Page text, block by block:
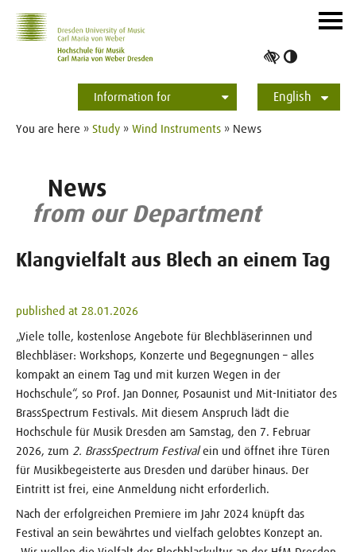
contrast
Information for
Students
Applicants
International
Press
Alumni
English
ein-/
You are here » Study » Wind Instruments » News
News
from our Department
Klangvielfalt aus Blech an einem Tag
published at 28.01.2026
„Viele tolle, kostenlose Angebote für Blechbläserinnen und
Blechbläser: Workshops, Konzerte und Begegnungen – alles
kompakt an einem Tag und mit kurzen Wegen in der
Hochschule“, so Prof. Jan Donner, Posaunist und Mit-Initiator des
BrassSpectrum Festivals. Mit diesem Anspruch lädt die
Hochschule für Musik Dresden am Samstag, den 7. Februar
2026, zum 2. BrassSpectrum Festivalein und öffnet ihre Türen
für Musikbegeisterte aus Dresden und darüber hinaus. Der
Eintritt ist frei, eine Anmeldung nicht erforderlich.
Nach der erfolgreichen Premiere im Jahr 2024 knüpft das
Festival an sein bewährtes und vielfach gelobtes Konzept an.